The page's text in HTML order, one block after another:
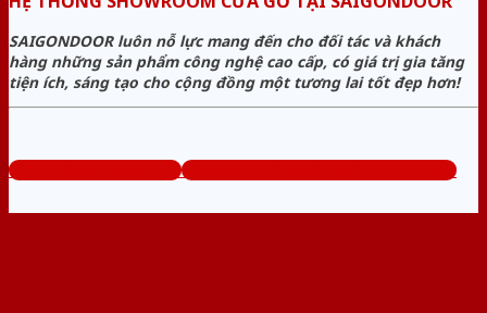
SAIGONDOOR luôn nỗ lực mang đến cho đối tác và khách
hàng những sản phẩm công nghệ cao cấp, có giá trị gia tăng
tiện ích, sáng tạo cho cộng đồng một tương lai tốt đẹp hơn!
www.bancuagodep.com Tổng đài tư vấn miễn phí: 0824.400.400